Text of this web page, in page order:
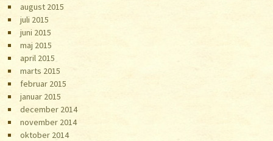
august 2015
juli 2015
juni 2015
maj 2015
april 2015
marts 2015
februar 2015
januar 2015
december 2014
november 2014
oktober 2014